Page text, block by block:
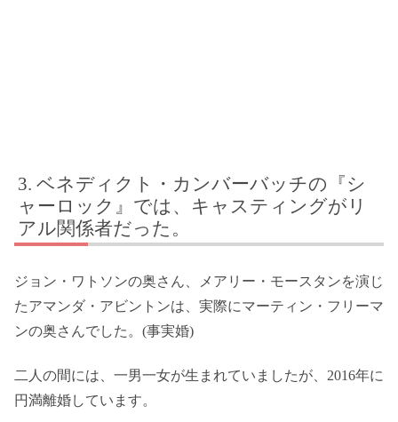
ベネディクト・カンバーバッチの『シ
ャーロック』では、キャスティングがリ
アル関係者だった。
ジョン・ワトソンの奥さん、メアリー・モースタンを演じ
たアマンダ・アビントンは、実際にマーティン・フリーマ
ンの奥さんでした。(事実婚)
二人の間には、一男一女が生まれていましたが、2016年に
円満離婚しています。